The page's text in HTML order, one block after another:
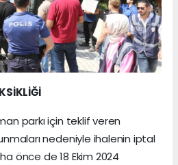
parkı için teklif veren
nedeniyle ihalenin iptal
önce de 18 Ekim 2024